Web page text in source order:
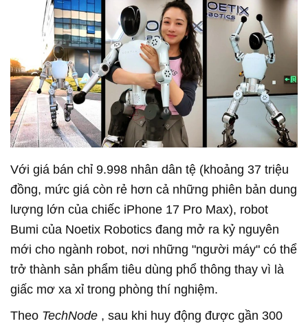
Với giá bán chỉ 9.998 nhân dân tệ (khoảng 37 triệu
đồng, mức giá còn rẻ hơn cả những phiên bản dung
lượng lớn của chiếc iPhone 17 Pro Max), robot
Bumi của Noetix Robotics đang mở ra kỷ nguyên
mới cho ngành robot, nơi những "người máy" có thể
trở thành sản phẩm tiêu dùng phổ thông thay vì là
giấc mơ xa xỉ trong phòng thí nghiệm.
Theo TechNode , sau khi huy động được gần 300